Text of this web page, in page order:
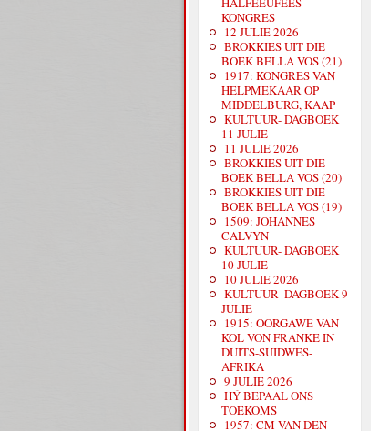
KONGRES
12 JULIE 2026
BROKKIES UIT DIE
BOEK BELLA VOS (21)
1917: KONGRES VAN
HELPMEKAAR OP
MIDDELBURG, KAAP
KULTUUR- DAGBOEK
11 JULIE
11 JULIE 2026
BROKKIES UIT DIE
BOEK BELLA VOS (20)
BROKKIES UIT DIE
BOEK BELLA VOS (19)
1509: JOHANNES
CALVYN
KULTUUR- DAGBOEK
10 JULIE
10 JULIE 2026
KULTUUR- DAGBOEK 9
JULIE
1915: OORGAWE VAN
KOL VON FRANKE IN
DUITS-SUIDWES-
AFRIKA
9 JULIE 2026
HÝ BEPAAL ONS
TOEKOMS
1957: CM VAN DEN